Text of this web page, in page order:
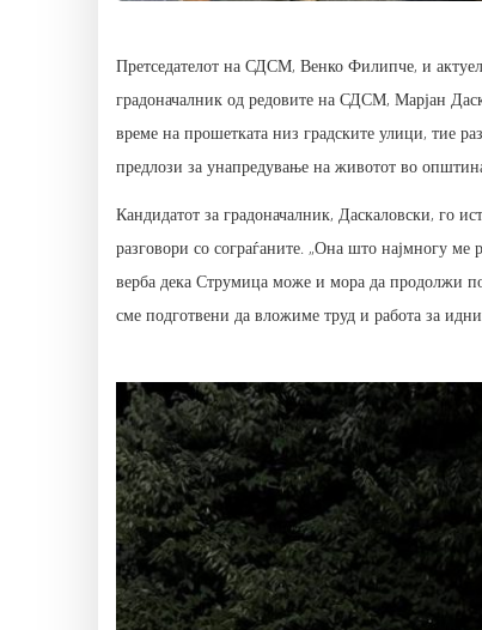
Претседателот на СДСМ, Венко Филипче, и
градоначалник од редовите на СДСМ, Марјан
време на прошетката низ градските улици, тие
предлози за унапредување на животот во
Кандидатот за градоначалник, Даскаловски, го
разговори со сограѓаните. „Она што најмногу ме
верба дека Струмица може и мора да продолжи по
сме подготвени да вложиме труд и работа за